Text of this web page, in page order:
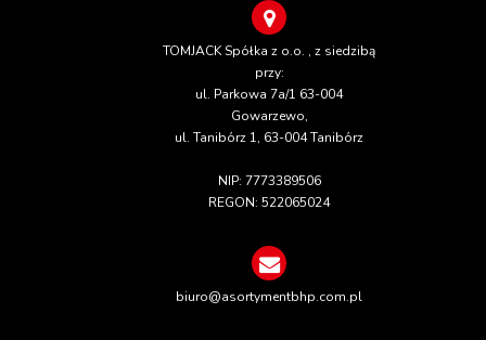
TOMJACK Spółka z o.o. , z siedzibą
przy:
ul. Parkowa 7a/1 63-004
Gowarzewo,
ul. Tanibórz 1, 63-004 Tanibórz
NIP: 7773389506
REGON: 522065024
biuro@asortymentbhp.com.pl